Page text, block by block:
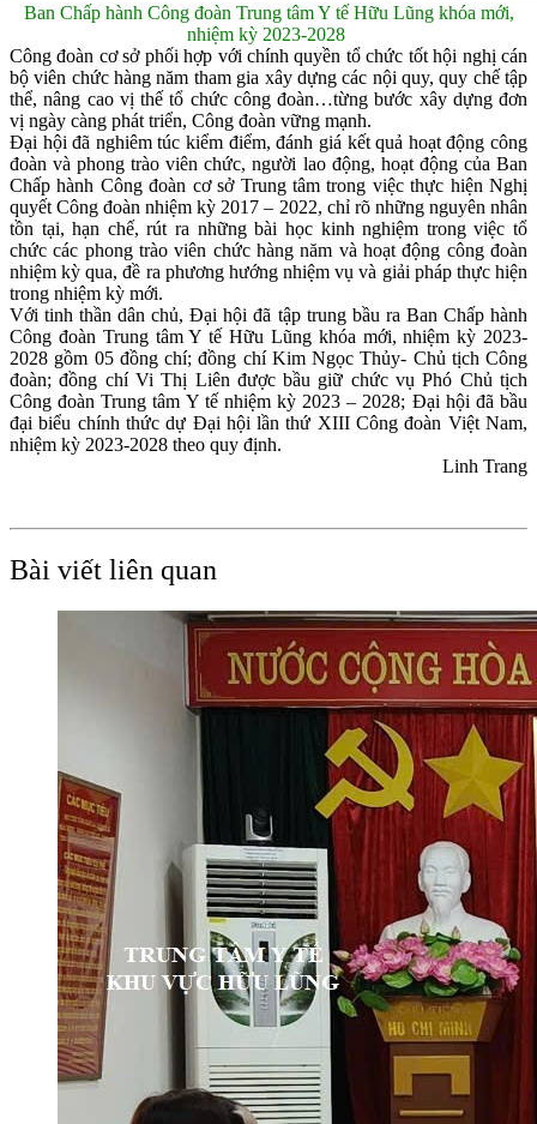
Ban Chấp hành Công đoàn Trung tâm Y tế Hữu Lũng khóa mới,
nhiệm kỳ 2023-2028
Công đoàn cơ sở phối hợp với chính quyền tổ chức tốt hội nghị cán
bộ viên chức hàng năm tham gia xây dựng các nội quy, quy chế tập
thể, nâng cao vị thế tổ chức công đoàn…từng bước xây dựng đơn
vị ngày càng phát triển, Công đoàn vững mạnh.
Đại hội đã nghiêm túc kiểm điểm, đánh giá kết quả hoạt động công
đoàn và phong trào viên chức, người lao động, hoạt động của Ban
Chấp hành Công đoàn cơ sở Trung tâm trong việc thực hiện Nghị
quyết Công đoàn nhiệm kỳ 2017 – 2022, chỉ rõ những nguyên nhân
tồn tại, hạn chế, rút ra những bài học kinh nghiệm trong việc tổ
chức các phong trào viên chức hàng năm và hoạt động công đoàn
nhiệm kỳ qua, đề ra phương hướng nhiệm vụ và giải pháp thực hiện
trong nhiệm kỳ mới.
Với tinh thần dân chủ, Đại hội đã tập trung bầu ra Ban Chấp hành
Công đoàn Trung tâm Y tế Hữu Lũng khóa mới, nhiệm kỳ 2023-
2028 gồm 05 đồng chí; đồng chí Kim Ngọc Thủy- Chủ tịch Công
đoàn; đồng chí Vi Thị Liên được bầu giữ chức vụ Phó Chủ tịch
Công đoàn Trung tâm Y tế nhiệm kỳ 2023 – 2028; Đại hội đã bầu
đại biểu chính thức dự Đại hội lần thứ XIII Công đoàn Việt Nam,
nhiệm kỳ 2023-2028 theo quy định.
Linh Trang
Bài viết liên quan